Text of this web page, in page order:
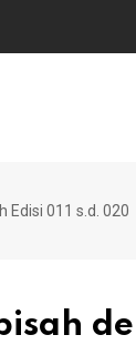
di Masa Fitnah
Edisi 011 s.d. 020